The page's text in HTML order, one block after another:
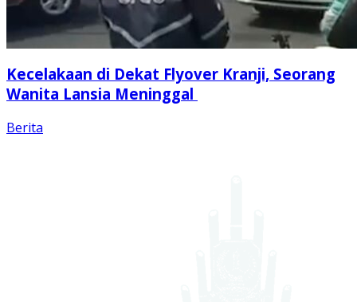
Kecelakaan di Dekat Flyover Kranji, Seorang
Wanita Lansia Meninggal
Berita